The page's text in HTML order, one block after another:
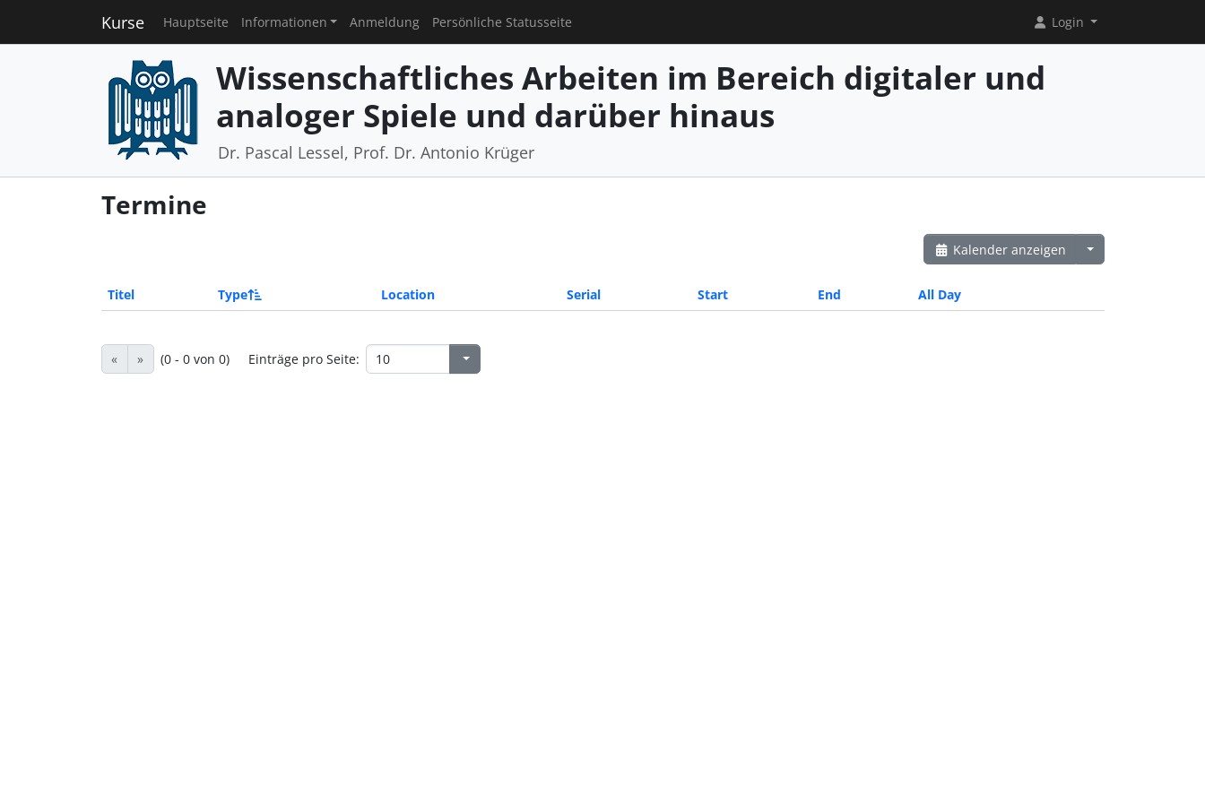
Kurse Hauptseite Informationen Anmeldung Persönliche Statusseite Login
Wissenschaftliches Arbeiten im Bereich digitaler und
analoger Spiele und darüber hinaus
Dr. Pascal Lessel, Prof. Dr. Antonio Krüger
Termine
Kalender anzeigen
Titel Type Location Serial Start End All Day
« » (0 - 0 von 0) Einträge pro Seite: